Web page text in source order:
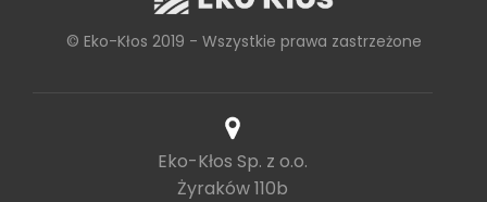
© Eko-Kłos 2019 - Wszystkie prawa zastrzeżone
Eko-Kłos Sp. z o.o.
Żyraków 110b